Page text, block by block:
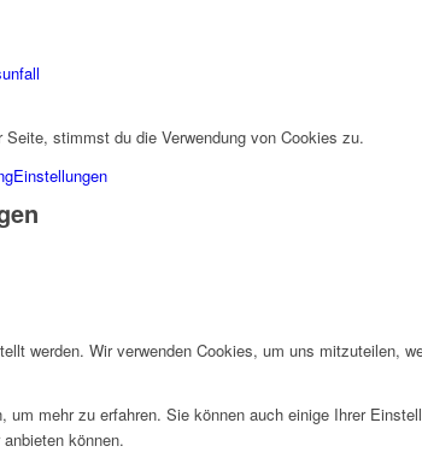
stimmst du die Verwendung von Cookies zu.
Einstellungen
werden. Wir verwenden Cookies, um uns
mehr zu erfahren. Sie können auch einige Ihrer
können.